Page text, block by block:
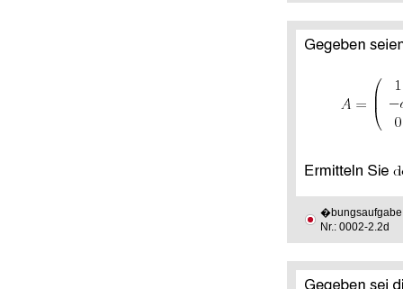
�bungsaufgabe
Nr.: 0002-2.2d